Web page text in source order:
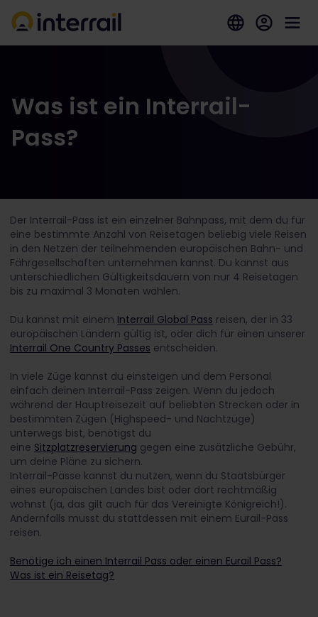
Was ist ein Interrail-
Pass?
Der Interrail-Pass ist ein einzelner Bahnpass, mit dem du für
eine bestimmte Anzahl von Reisetagen beliebig viele Reisen
in den Netzen der teilnehmenden europäischen Bahn- und
Fährgesellschaften unternehmen kannst. Du kannst aus
unterschiedlichen Gültigkeitsdauern von nur 4 Reisetagen
bis zu maximal 3 Monaten wählen.
Du kannst mit einem Interrail Global Pass reisen, der in 33
europäischen Ländern gültig ist, oder dich für einen unserer
Interrail One Country Passes entscheiden.
In viele Züge kannst du einsteigen und dem Personal
einfach deinen Interrail-Pass zeigen. Wenn du jedoch
während der Hauptreisezeit auf beliebten Strecken oder in
bestimmten Zügen (Highspeed- und Nachtzüge)
unterwegs bist, benötigst du
eine Sitzplatzreservierung gegen eine zusätzliche Gebühr,
um deine Pläne zu sichern.
Interrail-Pässe kannst du nutzen, wenn du Staatsbürger
eines europäischen Landes bist oder dort rechtmäßig
wohnst (ja, das gilt auch für das Vereinigte Königreich!).
Andernfalls musst du stattdessen mit einem Eurail-Pass
reisen.
Benötige ich einen Interrail Pass oder einen Eurail Pass?
Was ist ein Reisetag?